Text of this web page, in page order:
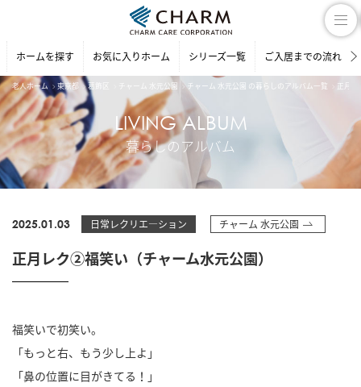
ホームを探す お気に入りホーム シリーズ一覧 ご入居までの流れ
老人ホーム 東京都 葛飾区 チャーム 水元公園 チャーム 水元公園 の暮らしのアルバム一覧 正月
LIVING ALBUM
暮らしのアルバム
2025.01.03 日常レクリエ―ション チャーム 水元公園
正月レク②福笑い（チャーム水元公園）
福笑いで初笑い。
「もっと右、もう少し上よ」
「鼻の位置に目がきてる！」